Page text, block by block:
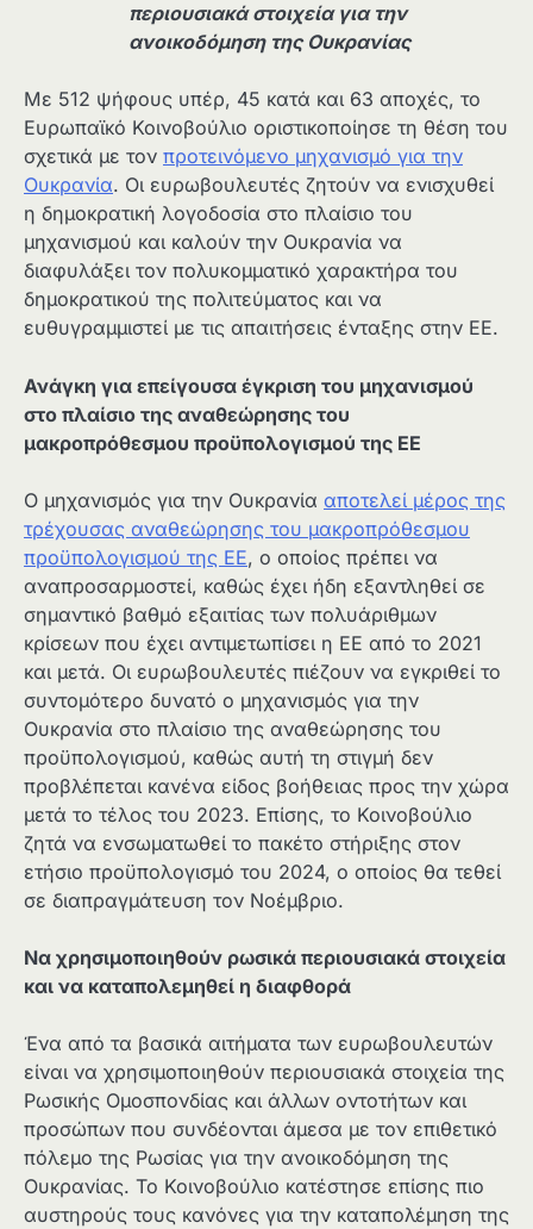
περιουσιακά στοιχεία για την
ανοικοδόμηση της Ουκρανίας
Με 512 ψήφους υπέρ, 45 κατά και 63 αποχές, το
Ευρωπαϊκό Κοινοβούλιο οριστικοποίησε τη θέση του
σχετικά με τον προτεινόμενο μηχανισμό για την
Ουκρανία. Οι ευρωβουλευτές ζητούν να ενισχυθεί
η δημοκρατική λογοδοσία στο πλαίσιο του
μηχανισμού και καλούν την Ουκρανία να
διαφυλάξει τον πολυκομματικό χαρακτήρα του
δημοκρατικού της πολιτεύματος και να
ευθυγραμμιστεί με τις απαιτήσεις ένταξης στην ΕΕ.
Ανάγκη για επείγουσα έγκριση του μηχανισμού
στο πλαίσιο της αναθεώρησης του
μακροπρόθεσμου προϋπολογισμού της ΕΕ
Ο μηχανισμός για την Ουκρανία αποτελεί μέρος της
τρέχουσας αναθεώρησης του μακροπρόθεσμου
προϋπολογισμού της ΕΕ, ο οποίος πρέπει να
αναπροσαρμοστεί, καθώς έχει ήδη εξαντληθεί σε
σημαντικό βαθμό εξαιτίας των πολυάριθμων
κρίσεων που έχει αντιμετωπίσει η ΕΕ από το 2021
και μετά. Οι ευρωβουλευτές πιέζουν να εγκριθεί το
συντομότερο δυνατό ο μηχανισμός για την
Ουκρανία στο πλαίσιο της αναθεώρησης του
προϋπολογισμού, καθώς αυτή τη στιγμή δεν
προβλέπεται κανένα είδος βοήθειας προς την χώρα
μετά το τέλος του 2023. Επίσης, το Κοινοβούλιο
ζητά να ενσωματωθεί το πακέτο στήριξης στον
ετήσιο προϋπολογισμό του 2024, ο οποίος θα τεθεί
σε διαπραγμάτευση τον Νοέμβριο.
Να χρησιμοποιηθούν ρωσικά περιουσιακά στοιχεία
και να καταπολεμηθεί η διαφθορά
Ένα από τα βασικά αιτήματα των ευρωβουλευτών
είναι να χρησιμοποιηθούν περιουσιακά στοιχεία της
Ρωσικής Ομοσπονδίας και άλλων οντοτήτων και
προσώπων που συνδέονται άμεσα με τον επιθετικό
πόλεμο της Ρωσίας για την ανοικοδόμηση της
Ουκρανίας. Το Κοινοβούλιο κατέστησε επίσης πιο
αυστηρούς τους κανόνες για την καταπολέμηση της